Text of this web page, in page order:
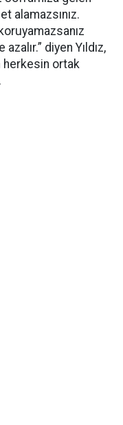
alamazsınız.
diyen Yıldız,
herkesin ortak